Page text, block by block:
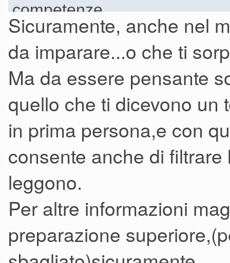
competenze.
Parlare di flora batterica
degli antibiotici
di "una stupida influenza"
nessuna logica.
Spesso gli intubati vengono
si riesce a prevenire la
immunomodulatore (la
antibiotico.
La scienza non è
arrancano, evitate di
Sicuramente, anche nel
da imparare...o che ti
Ma da essere pensante
quello che ti dicevono un
in prima persona,e con
consente anche di
leggono.
Per altre informazioni
preparazione